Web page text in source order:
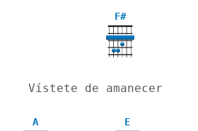
F#
Vístete de amanecer
A E